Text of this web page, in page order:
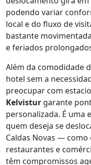
podendo variar
local e do fluxo de
bastante
e feriados
Além da comodidade
hotel sem a
preocupar com
Kelvistur garante
personalizada. É uma
quem deseja se
Caldas Novas — como
restaurantes e
têm compromissos